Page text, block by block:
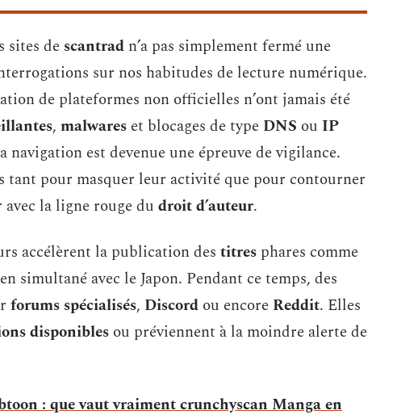
sites de scantrad n’a pas simplement fermé une
sur nos habitudes de lecture numérique.
de plateformes non officielles n’ont jamais été
, malwares et blocages de type DNS ou IP
navigation est devenue une épreuve de vigilance.
tant pour masquer leur activité que pour contourner
la ligne rouge du droit d’auteur.
accélèrent la publication des titres phares comme
simultané avec le Japon. Pendant ce temps, des
forums spécialisés, Discord ou encore Reddit. Elles
disponibles ou préviennent à la moindre alerte de
: que vaut vraiment crunchyscan Manga en